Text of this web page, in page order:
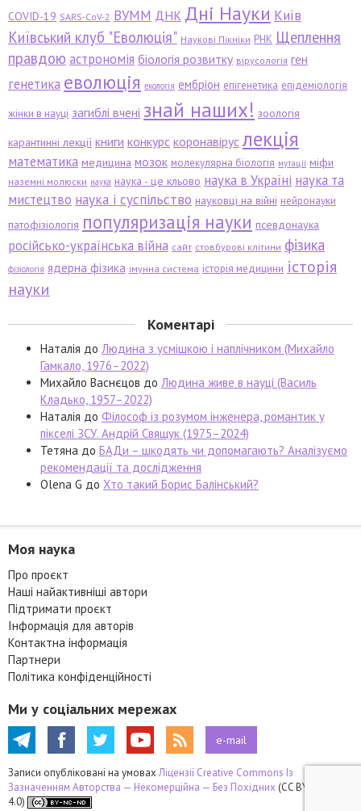
COVID-19 SARS-CoV-2 ВУММ ДНК Дні Науки Київ
Київський клуб "Еволюція" Наукові Пікніки РНК Щеплення
правдою астрономія біологія розвитку вірусологія ген
генетика еволюція екологія ембріон епігенетика епідеміологія
жінки в науці загиблі вчені знай наших! зоологія
карантинні лекції книги конкурс коронавірус лекція
математика медицина мозок молекулярна біологія мутації міфи
наземні молюски наука наука - це кльово наука в Україні наука та
мистецтво наука і суспільство науковці на війні нейронауки
патофізіологія популяризація науки псевдонаука
російсько-українська війна сайт стовбурові клітини фізика
фізіологія ядерна фізика імунна система історія медицини історія
науки
Коментарі
Наталія до Людина з усмішкою і наплічником (Михайло
Гамкало, 1976–2022)
Михайло Васнєцов до Людина живе в науці (Василь
Кладько, 1957–2022)
Наталія до Філософ із розумом інженера, романтик у
пікселі ЗСУ. Андрій Свящук (1975–2024)
Тетяна до БАДи – шкодять чи допомагають? Аналізуємо
рекомендації та дослідження
Olena G до Хто такий Борис Балінський?
Моя наука
Про проєкт
Наші найактивніші автори
Підтримати проєкт
Інформація для авторів
Контактна інформація
Партнери
Політика конфіденційності
Ми у соціальних мережах
e-mail
Записи опубліковані на умовах Ліцензії Creative Commons Із
Зазначенням Авторства — Некомерційна — Без Похідних (CC BY-NC-ND
4.0)